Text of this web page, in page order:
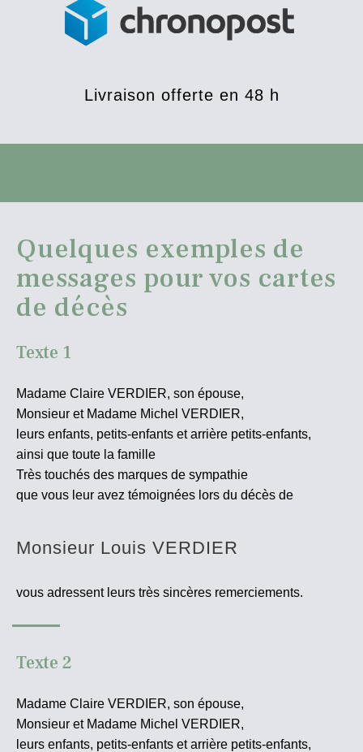
Livraison offerte en 48 h
Quelques exemples de
messages pour vos cartes
de décès
Texte 1
Madame Claire VERDIER, son épouse,
Monsieur et Madame Michel VERDIER,
leurs enfants, petits-enfants et arrière petits-enfants,
ainsi que toute la famille
Très touchés des marques de sympathie
que vous leur avez témoignées lors du décès de
Monsieur Louis VERDIER
vous adressent leurs très sincères remerciements.
Texte 2
Madame Claire VERDIER, son épouse,
Monsieur et Madame Michel VERDIER,
leurs enfants, petits-enfants et arrière petits-enfants,